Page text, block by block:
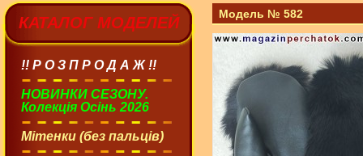
КАТАЛОГ МОДЕЛЕЙ
!! Р О З П Р О Д А Ж !!
НОВИНКИ СЕЗОНУ.
Колекція Осінь 2026
Мітенки (без пальців)
Модель № 582